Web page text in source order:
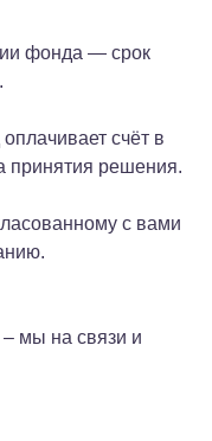
фонда — срок
счёт в
принятия решения.
с вами
мы на связи и